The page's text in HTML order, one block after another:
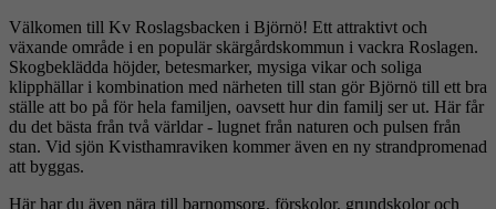
Välkomen till Kv Roslagsbacken i Björnö! Ett attraktivt och
växande område i en populär skärgårdskommun i vackra Roslagen.
Skogbeklädda höjder, betesmarker, mysiga vikar och soliga
klipphällar i kombination med närheten till stan gör Björnö till ett bra
ställe att bo på för hela familjen, oavsett hur din familj ser ut. Här får
du det bästa från två världar - lugnet från naturen och pulsen från
stan. Vid sjön Kvisthamraviken kommer även en ny strandpromenad
att byggas.
Här har du även nära till barnomsorg, förskolor, grundskolor och